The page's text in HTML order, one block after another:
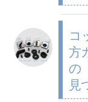
コ
方
の
見